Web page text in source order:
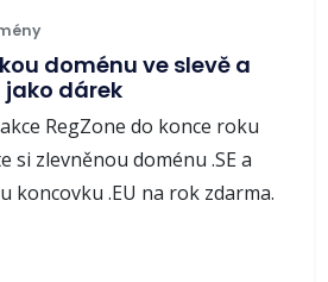
doménu ve slevě a
jako dárek
RegZone do konce roku
si zlevněnou doménu .SE a
koncovku .EU na rok zdarma.